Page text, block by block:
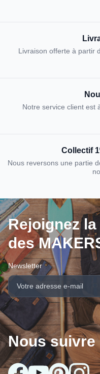
Livraison offerte à partir
Notre service client est
Collectif
Nous reversons une partie
Rejoignez
des
Newsletter
Nous suivre